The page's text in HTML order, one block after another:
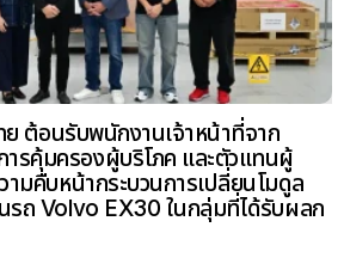
ย ต้อนรับพนักงานเจ้าหน้าที่จาก
รคุ้มครองผู้บริโภค และตัวแทนผู้
ามคืบหน้ากระบวนการเปลี่ยนโมดูล
รถ Volvo EX30 ในกลุ่มที่ได้รับผลก